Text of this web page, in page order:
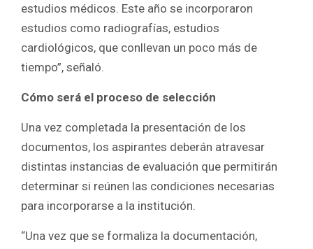
estudios médicos. Este año se incorporaron
estudios como radiografías, estudios
cardiológicos, que conllevan un poco más de
tiempo”, señaló.
Cómo será el proceso de selección
Una vez completada la presentación de los
documentos, los aspirantes deberán atravesar
distintas instancias de evaluación que permitirán
determinar si reúnen las condiciones necesarias
para incorporarse a la institución.
“Una vez que se formaliza la documentación,